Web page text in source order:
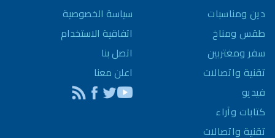
دين ومناسبات
طقس ومناخ
سفر ومغتربين
تقنية واتصالات
فيديو
كتابات وآراء
تقنية واتصالات
سياسة الخصوصية
اتفاقية الاستخدام
اتصل بنا
اعلن معنا